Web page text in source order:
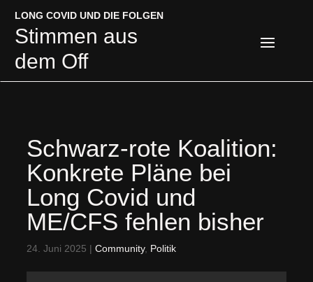
LONG COVID UND DIE FOLGEN
Stimmen aus
dem Off
LONG COVID UND DIE FOLGEN
Stimmen aus
dem Off
Schwarz-rote Koalition:
Konkrete Pläne bei
Long Covid und
ME/CFS fehlen bisher
24. Juni 2025 | Community, Politik